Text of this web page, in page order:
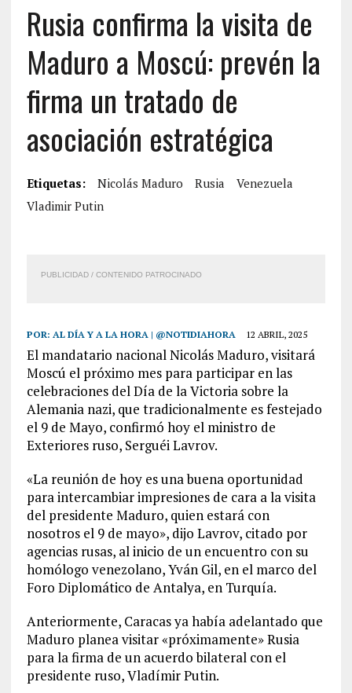
Rusia confirma la visita de
Maduro a Moscú: prevén la
firma un tratado de
asociación estratégica
Etiquetas: Nicolás Maduro Rusia
Venezuela
Vladimir Putin
PUBLICIDAD / CONTENIDO PATROCINADO
POR: AL DÍA Y A LA HORA | @NOTIDIAHORA 12 ABRIL, 2025
El mandatario nacional Nicolás Maduro, visitará
Moscú el próximo mes para participar en las
celebraciones del Día de la Victoria sobre la
Alemania nazi, que tradicionalmente es festejado
el 9 de Mayo, confirmó hoy el ministro de
Exteriores ruso, Serguéi Lavrov.
«La reunión de hoy es una buena oportunidad
para intercambiar impresiones de cara a la visita
del presidente Maduro, quien estará con
nosotros el 9 de mayo», dijo Lavrov, citado por
agencias rusas, al inicio de un encuentro con su
homólogo venezolano, Yván Gil, en el marco del
Foro Diplomático de Antalya, en Turquía.
Anteriormente, Caracas ya había adelantado que
Maduro planea visitar «próximamente» Rusia
para la firma de un acuerdo bilateral con el
presidente ruso, Vladímir Putin.